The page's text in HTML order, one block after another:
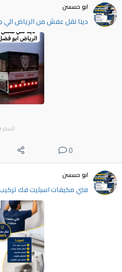
ابو حسسن
دينا نقل عفش من الرياض الي جدة
السعر
0
ابو حسسن
فني مكيفات اسبليت فك تركيب بالرياض